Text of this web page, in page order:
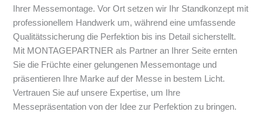
Ihrer Messemontage. Vor Ort setzen wir Ihr Standkonzept mit
professionellem Handwerk um, während eine umfassende
Qualitätssicherung die Perfektion bis ins Detail sicherstellt.
Mit MONTAGEPARTNER als Partner an Ihrer Seite ernten
Sie die Früchte einer gelungenen Messemontage und
präsentieren Ihre Marke auf der Messe in bestem Licht.
Vertrauen Sie auf unsere Expertise, um Ihre
Messepräsentation von der Idee zur Perfektion zu bringen.